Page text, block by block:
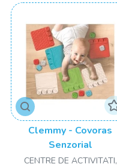
Clemmy - Covoras
Senzorial
CENTRE DE ACTIVITATI,